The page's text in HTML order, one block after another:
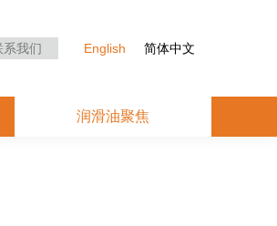
系我们 English 简体中文
润滑油聚焦